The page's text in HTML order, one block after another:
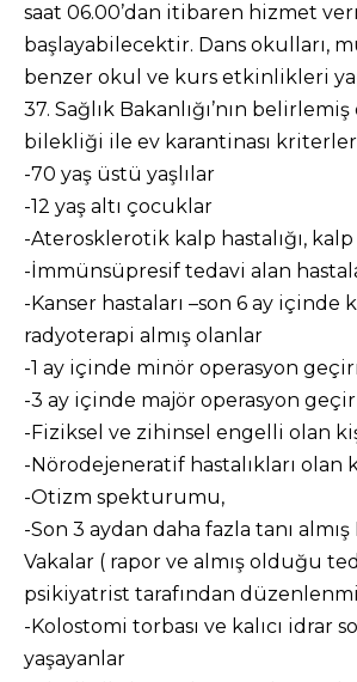
saat 06.00’dan itibaren hizmet
başlayabilecektir. Dans okulları,
benzer okul ve kurs etkinlikleri
37. Sağlık Bakanlığı’nın
bilekliği ile ev karantinası
-70 yaş üstü yaşlılar
-12 yaş altı çocuklar
-Aterosklerotik kalp hastalığı,
-İmmünsüpresif tedavi alan
-Kanser hastaları –son 6 ay içinde
radyoterapi almış olanlar
-1 ay içinde minör operasyon
-3 ay içinde majör operasyon
-Fiziksel ve zihinsel engelli olan
-Nörodejeneratif hastalıkları olan
-Otizm spekturumu,
-Son 3 aydan daha fazla tanı
Vakalar ( rapor ve almış olduğu
psikiyatrist tarafından
-Kolostomi torbası ve kalıcı idrar
yaşayanlar